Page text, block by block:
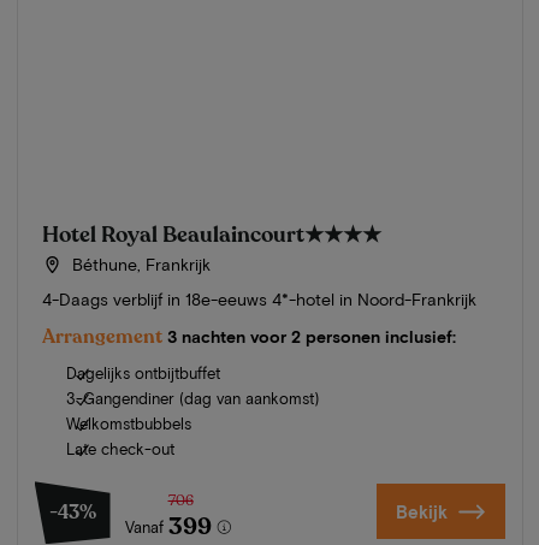
Hotel Royal Beaulaincourt★★★★
Béthune, Frankrijk
4-Daags verblijf in 18e-eeuws 4*-hotel in Noord-Frankrijk
Arrangement 3 nachten voor 2 personen inclusief:
Dagelijks ontbijtbuffet
3-Gangendiner (dag van aankomst)
Welkomstbubbels
Late check-out
-43%
Vanaf
706
399 Bekijk